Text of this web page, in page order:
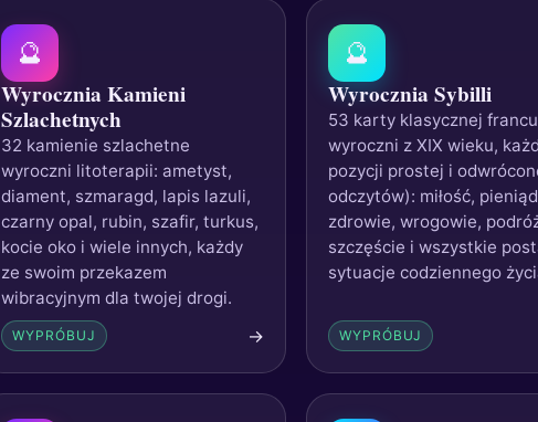
🔮
Wyrocznia Kamieni
Szlachetnych
32 kamienie szlachetne
wyroczni litoterapii: ametyst,
diament, szmaragd, lapis lazuli,
czarny opal, rubin, szafir, turkus,
kocie oko i wiele innych, każdy
ze swoim przekazem
wibracyjnym dla twojej drogi.
WYPRÓBUJ →
🔮
Wyrocznia Sybilli
53 karty klasycznej
wyroczni z XIX wieku,
pozycji prostej i
odczytów): miłość,
zdrowie, wrogowie,
szczęście i wszystkie
sytuacje codziennego
WYPRÓBUJ